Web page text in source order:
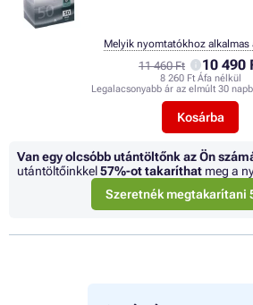
11 460 Ft 10 490
8 260 Ft Áfa nélkül
Legalacsonyabb ár az elmúlt 30
Kosárba
Melyik nyomtatókhoz alkalmas
Van egy olcsóbb utántöltőnk az Ön
utántöltőinkkel57%-ot takaríthat meg a
Szeretnék megtakarítani